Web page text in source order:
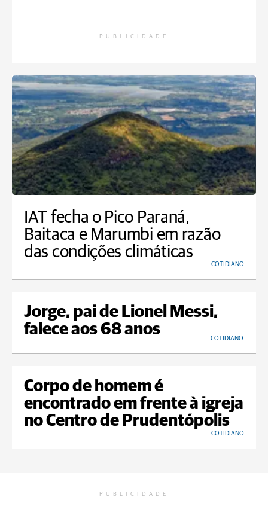
PUBLICIDADE
IAT fecha o Pico Paraná,
Baitaca e Marumbi em razão
das condições climáticas
COTIDIANO
Jorge, pai de Lionel Messi,
falece aos 68 anos
COTIDIANO
Corpo de homem é
encontrado em frente à igreja
no Centro de Prudentópolis
COTIDIANO
PUBLICIDADE